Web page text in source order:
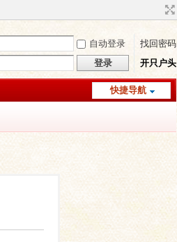
自动登录
找回密码
登录 开只户头
快捷导航